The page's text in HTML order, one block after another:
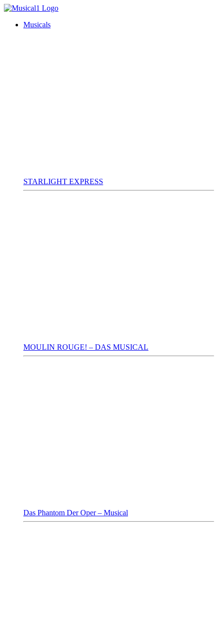
Musicals
STARLIGHT EXPRESS
MOULIN ROUGE! – DAS MUSICAL
Das Phantom Der Oper – Musical